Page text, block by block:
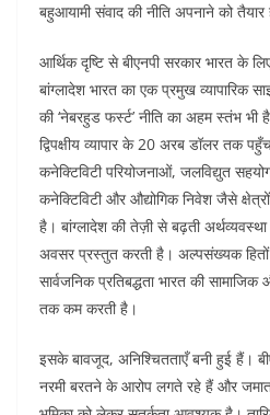
बहुआयामी संवाद की नीति अपनाने को तैयार
आर्थिक दृष्टि से बीएनपी सरकार भारत के
बांग्लादेश भारत का एक प्रमुख व्यापारिक
की ‘नेबरहुड फर्स्ट’ नीति का अहम स्तंभ
द्विपक्षीय व्यापार के 20 अरब डॉलर तक
कनेक्टिविटी परियोजनाओं, जलविद्युत
कनेक्टिविटी और औद्योगिक निवेश जैसे
है। बांग्लादेश की तेज़ी से बढ़ती
अवसर प्रस्तुत करती है। अल्पसंख्यक हितों
सार्वजनिक प्रतिबद्धता भारत की
तक कम करती है।
इसके बावजूद, अनिश्चितताएँ बनी हुई हैं।
नरमी बरतने के आरोप लगते रहे हैं और